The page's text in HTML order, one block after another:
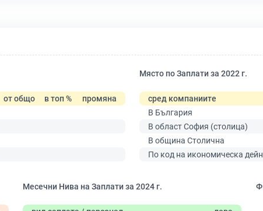
от общо в топ %
промяна
Място по Заплати за 2022 г.
сред компаниите
В България
В област София (столица)
В община Столична
По код на икономическа
Месечни Нива на Заплати за 2024 г.